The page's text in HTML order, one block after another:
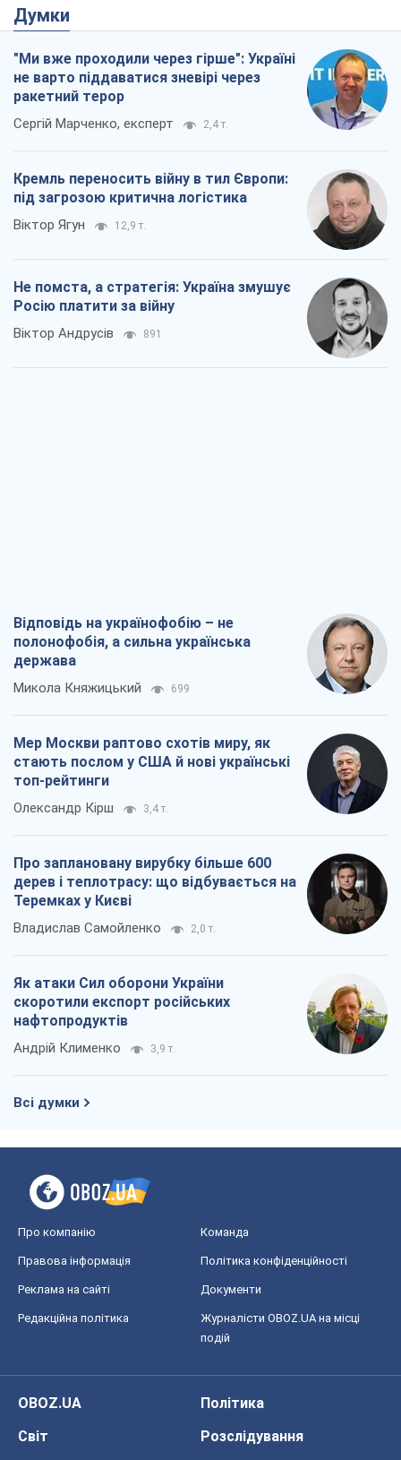
Думки
"Ми вже проходили через гірше": Україні
не варто піддаватися зневірі через
ракетний терор
Сергій Марченко, експерт 2,4 т.
Кремль переносить війну в тил Європи:
під загрозою критична логістика
Віктор Ягун 12,9 т.
Не помста, а стратегія: Україна змушує
Росію платити за війну
Віктор Андрусів 891
Відповідь на українофобію – не
полонофобія, а сильна українська
держава
Микола Княжицький 699
Мер Москви раптово схотів миру, як
стають послом у США й нові українські
топ-рейтинги
Олександр Кірш 3,4 т.
Про заплановану вирубку більше 600
дерев і теплотрасу: що відбувається на
Теремках у Києві
Владислав Самойленко 2,0 т.
Як атаки Сил оборони України
скоротили експорт російських
нафтопродуктів
Андрій Клименко 3,9 т.
Всі думки
Про компанію Команда
Правова інформація Політика конфіденційності
Реклама на сайті Документи
Редакційна політика
Журналісти OBOZ.UA на місці
подій
OBOZ.UA
Політика
Світ
Розслідування